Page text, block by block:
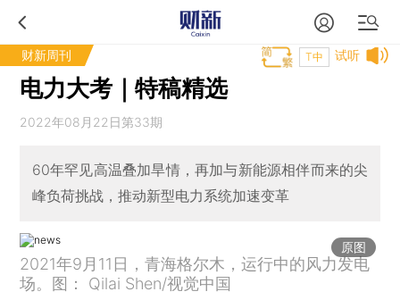
财新周刊 试听
T中
电力大考｜特稿精选
2022年08月22日第33期
60年罕见高温叠加旱情，再加与新能源相伴而来的尖
峰负荷挑战，推动新型电力系统加速变革
原图
2021年9月11日，青海格尔木，运行中的风力发电
场。图： Qilai Shen/视觉中国